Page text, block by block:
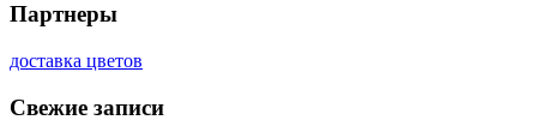
Партнеры
доставка цветов
Свежие записи